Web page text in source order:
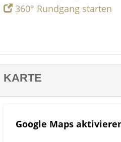
360° Rundgang starten
KARTE
Google Maps